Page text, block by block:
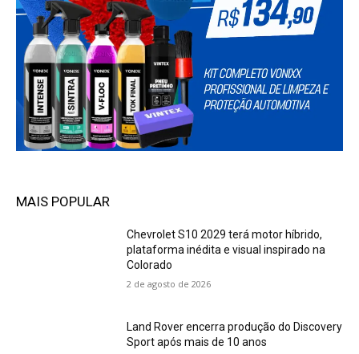
MAIS POPULAR
Chevrolet S10 2029 terá motor híbrido,
plataforma inédita e visual inspirado na
Colorado
2 de agosto de 2026
Land Rover encerra produção do Discovery
Sport após mais de 10 anos